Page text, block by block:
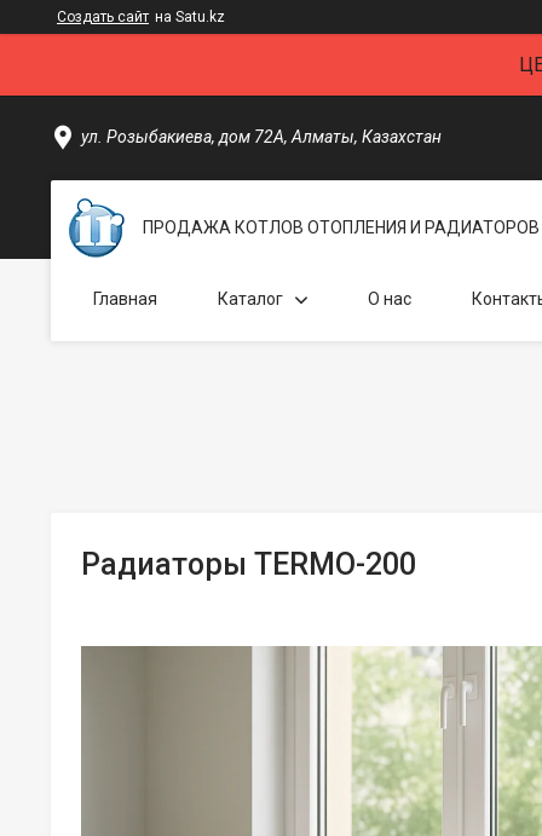
Создать сайт на Satu.kz
ул. Розыбакиева, дом 72А, Алматы, Казахстан
ПРОДАЖА КОТЛОВ ОТОПЛЕНИЯ И
Главная Каталог О нас
Радиаторы TERMO-200